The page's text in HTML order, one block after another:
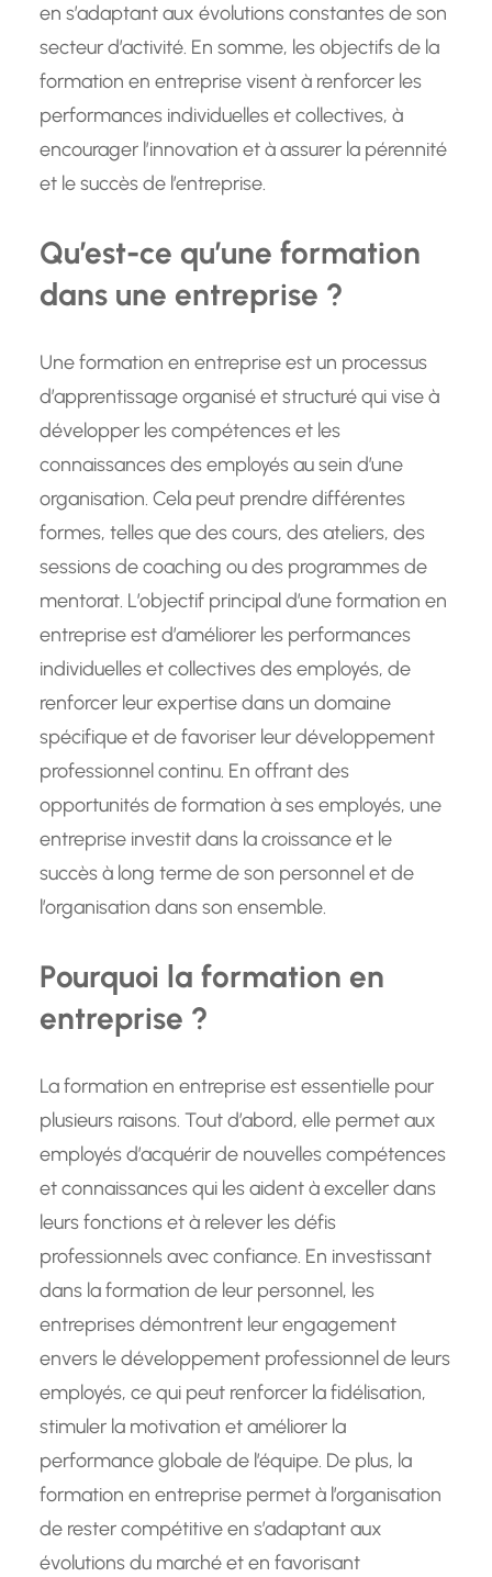
en s’adaptant aux évolutions constantes de son
secteur d’activité. En somme, les objectifs de la
formation en entreprise visent à renforcer les
performances individuelles et collectives, à
encourager l’innovation et à assurer la pérennité
et le succès de l’entreprise.
Qu’est-ce qu’une formation
dans une entreprise ?
Une formation en entreprise est un processus
d’apprentissage organisé et structuré qui vise à
développer les compétences et les
connaissances des employés au sein d’une
organisation. Cela peut prendre différentes
formes, telles que des cours, des ateliers, des
sessions de coaching ou des programmes de
mentorat. L’objectif principal d’une formation en
entreprise est d’améliorer les performances
individuelles et collectives des employés, de
renforcer leur expertise dans un domaine
spécifique et de favoriser leur développement
professionnel continu. En offrant des
opportunités de formation à ses employés, une
entreprise investit dans la croissance et le
succès à long terme de son personnel et de
l’organisation dans son ensemble.
Pourquoi la formation en
entreprise ?
La formation en entreprise est essentielle pour
plusieurs raisons. Tout d’abord, elle permet aux
employés d’acquérir de nouvelles compétences
et connaissances qui les aident à exceller dans
leurs fonctions et à relever les défis
professionnels avec confiance. En investissant
dans la formation de leur personnel, les
entreprises démontrent leur engagement
envers le développement professionnel de leurs
employés, ce qui peut renforcer la fidélisation,
stimuler la motivation et améliorer la
performance globale de l’équipe. De plus, la
formation en entreprise permet à l’organisation
de rester compétitive en s’adaptant aux
évolutions du marché et en favorisant